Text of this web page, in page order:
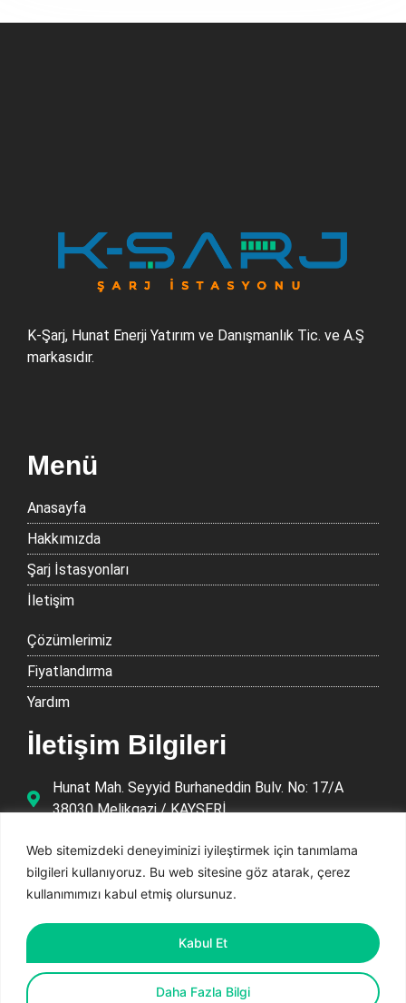
Web sitemizdeki deneyiminizi iyileştirmek için tanımlama
bilgileri kullanıyoruz. Bu web sitesine göz atarak, çerez
kullanımımızı kabul etmiş olursunuz.
Daha Fazla Bilgi
Kabul Et
K-Şarj, Hunat Enerji Yatırım ve Danışmanlık Tic. ve A.Ş
markasıdır.
Menü
Anasayfa
Hakkımızda
Şarj İstasyonları
İletişim
Çözümlerimiz
Fiyatlandırma
Yardım
İletişim Bilgileri
Hunat Mah. Seyyid Burhaneddin Bulv. No: 17/A
38030 Melikgazi / KAYSERİ
info@ksarj.com
© 2024| K-Şarj Tüm Hakları Saklıdır.
Veri Politikası